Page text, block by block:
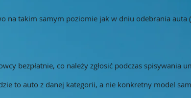
na takim samym poziomie jak w dniu odebrania auta
bezpłatnie, co należy zgłosić podczas spisywania
to auto z danej kategorii, a nie konkretny model